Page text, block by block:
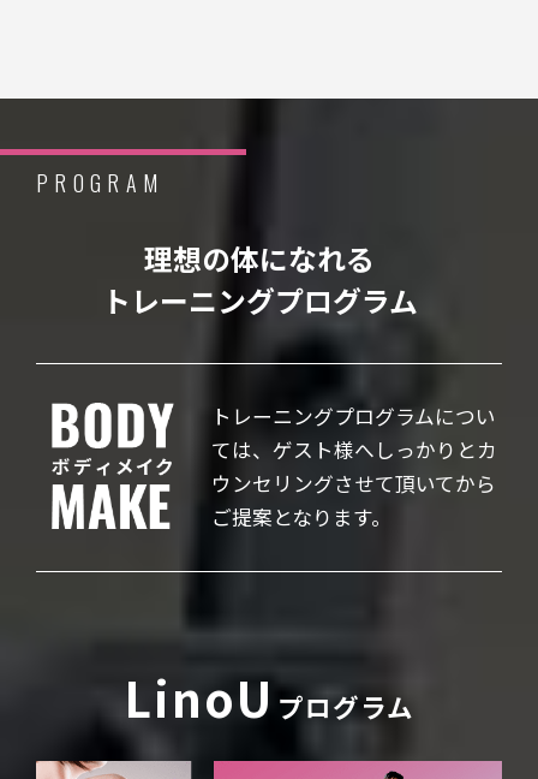
PROGRAM
理想の体になれる
トレーニングプログラム
トレーニングプログラムについ
ては、ゲスト様へしっかりとカ
ウンセリングさせて頂いてから
ご提案となります。
LinoUプログラム